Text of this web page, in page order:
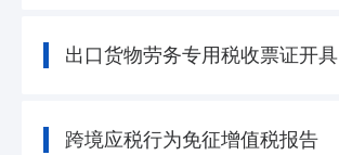
出口货物劳务专用税收票证开具
跨境应税行为免征增值税报告